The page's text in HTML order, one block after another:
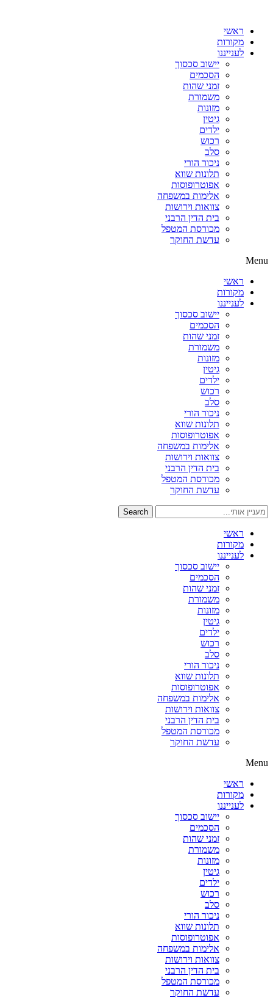
ראשי
מקורות
לענייננו
יישוב סכסוך
הסכמים
זמני שהות
משמורת
מזונות
גיטין
ילדים
רכוש
סלב
ניכור הורי
תלונות שווא
אפוטרופוסות
אלימות במשפחה
צוואות וירושות
בית הדין הרבני
מכורסת המטפל
עדשת החוקר
Menu
ראשי
מקורות
לענייננו
יישוב סכסוך
הסכמים
זמני שהות
משמורת
מזונות
גיטין
ילדים
רכוש
סלב
ניכור הורי
תלונות שווא
אפוטרופוסות
אלימות במשפחה
צוואות וירושות
בית הדין הרבני
מכורסת המטפל
עדשת החוקר
Search
ראשי
מקורות
לענייננו
יישוב סכסוך
הסכמים
זמני שהות
משמורת
מזונות
גיטין
ילדים
רכוש
סלב
ניכור הורי
תלונות שווא
אפוטרופוסות
אלימות במשפחה
צוואות וירושות
בית הדין הרבני
מכורסת המטפל
עדשת החוקר
Menu
ראשי
מקורות
לענייננו
יישוב סכסוך
הסכמים
זמני שהות
משמורת
מזונות
גיטין
ילדים
רכוש
סלב
ניכור הורי
תלונות שווא
אפוטרופוסות
אלימות במשפחה
צוואות וירושות
בית הדין הרבני
מכורסת המטפל
עדשת החוקר